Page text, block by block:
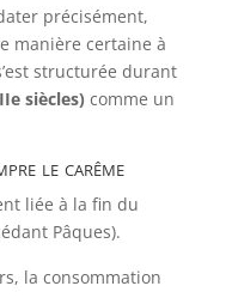
précisément,
manière certaine à
structurée durant
siècles) comme un
le carême
liée à la fin du
Pâques).
la consommation